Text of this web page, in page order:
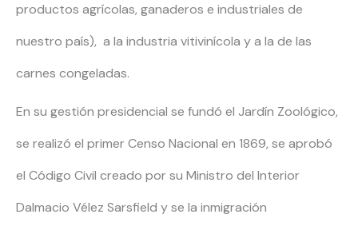
productos agrícolas, ganaderos e industriales de
nuestro país), a la industria vitivinícola y a la de las
carnes congeladas.
En su gestión presidencial se fundó el Jardín Zoológico,
se realizó el primer Censo Nacional en 1869, se aprobó
el Código Civil creado por su Ministro del Interior
Dalmacio Vélez Sarsfield y se la inmigración